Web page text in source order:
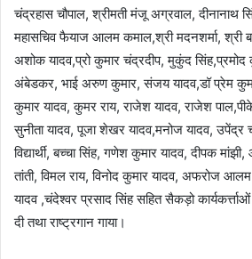
चंद्रहास चौपाल, श्रीमती मंजू अग्रवाल, दीनानाथ
महासचिव फैयाज आलम कमाल,श्री मदनशर्मा, श्री
अशोक यादव,प्रो कुमार चंद्रदीप, मुकुंद सिंह,प्रमोद
अंबेडकर, भाई अरुण कुमार, संजय यादव,डॉ प्रेम
कुमार यादव, कुमर राय, राजेश यादव, राजेश
सुनीता यादव, पूजा शेखर यादव,मनोज यादव, उपेंद्र
विद्यार्थी, बच्चा सिंह, गणेश कुमार यादव, दीपक
तांती, विमल राय, विनोद कुमार यादव, अफरोज
यादव ,चंदेश्वर प्रसाद सिंह सहित सैकड़ो
दी तथा राष्ट्रगान गाया।